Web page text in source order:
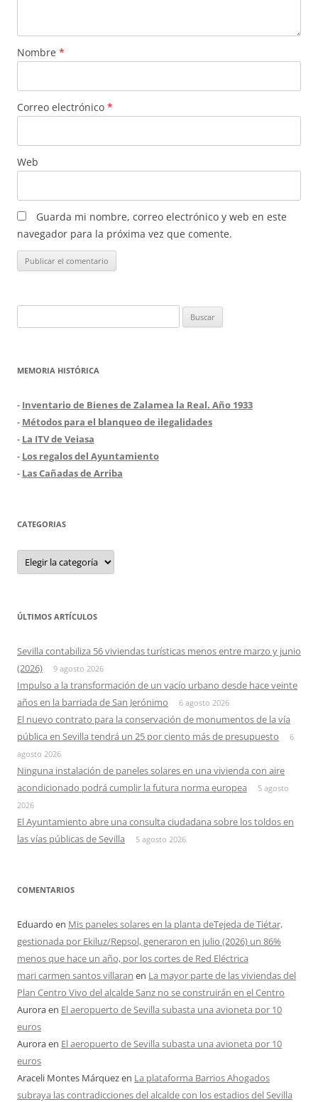
Nombre *
Correo electrónico *
Web
Guarda mi nombre, correo electrónico y web en este
navegador para la próxima vez que comente.
MEMORIA HISTÓRICA
- Inventario de Bienes de Zalamea la Real. Año 1933
- Métodos para el blanqueo de ilegalidades
- La ITV de Veiasa
- Los regalos del Ayuntamiento
- Las Cañadas de Arriba
CATEGORIAS
Categorias
ÚLTIMOS ARTÍCULOS
Sevilla contabiliza 56 viviendas turísticas menos entre marzo y junio
(2026)
9 agosto 2026
Impulso a la transformación de un vacío urbano desde hace veinte
años en la barriada de San Jerónimo
6 agosto 2026
El nuevo contrato para la conservación de monumentos de la vía
pública en Sevilla tendrá un 25 por ciento más de presupuesto
6
agosto 2026
Ninguna instalación de paneles solares en una vivienda con aire
acondicionado podrá cumplir la futura norma europea
5 agosto
2026
El Ayuntamiento abre una consulta ciudadana sobre los toldos en
las vías públicas de Sevilla
5 agosto 2026
COMENTARIOS
Eduardo en Mis paneles solares en la planta deTejeda de Tiétar,
gestionada por Ekiluz/Repsol, generaron en julio (2026) un 86%
menos que hace un año, por los cortes de Red Eléctrica
mari carmen santos villaran en La mayor parte de las viviendas del
Plan Centro Vivo del alcalde Sanz no se construirán en el Centro
Auroraen El aeropuerto de Sevilla subasta una avioneta por 10
euros
Auroraen El aeropuerto de Sevilla subasta una avioneta por 10
euros
Araceli Montes Márquezen La plataforma Barrios Ahogados
subraya las contradicciones del alcalde con los estadios del Sevilla